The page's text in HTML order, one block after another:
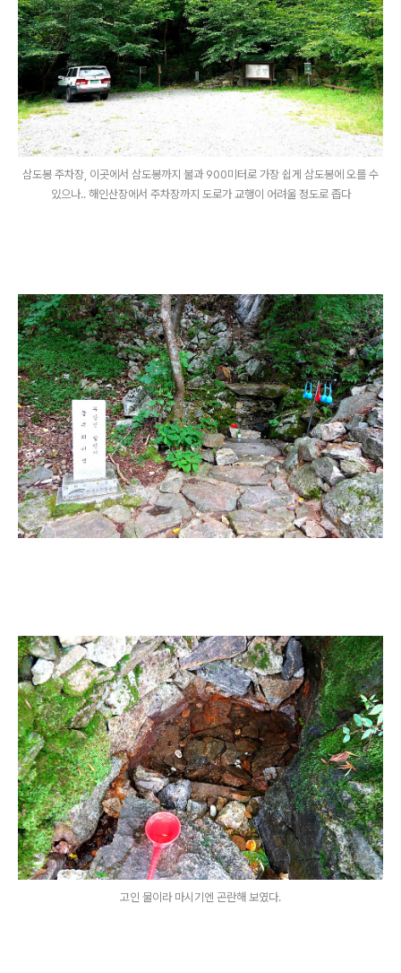
삼도봉 주차장, 이곳에서 삼도봉까지 불과 900미터로 가장 쉽게 삼도봉에 오를 수
있으나.. 해인산장에서 주차장까지 도로가 교행이 어려울 정도로 좁다
고인 물이라 마시기엔 곤란해 보였다.